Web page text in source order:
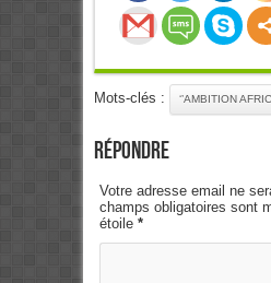
Mots-clés : ‘’AMBITION
Répondre
Votre adresse email ne
champs obligatoires sont
étoile *